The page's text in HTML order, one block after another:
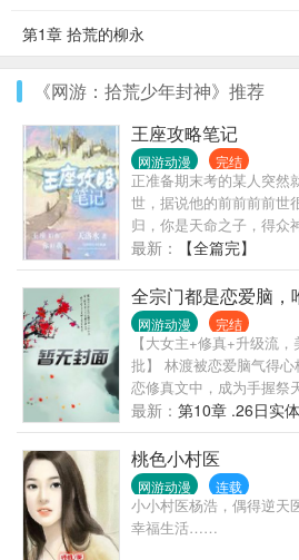
第1章 拾荒的柳永
《网游：拾荒少年封神》推荐
王座攻略笔记
网游动漫 完结
正准备期末考的某人突然
世，据说他的前前前前世
归，你是天命之子，得众
生的那一刻，整个天界的
伽尔兰：说人话。 神使
王，本该登上王位，但被
命杀了你夺走王位，众神
灭，而你——诅咒加身，
过十八岁。 伽尔兰：
着忠诚于你的骑士打怪升
度系数有点高，我很少玩
转世，送我回去期末考…
十八岁死了我再去找你的
做！请给我金手指！ 神使
后可以读档重来五次的天
四次。 伽尔兰：“…………”
行，我不抢了，你狠你来
最新： 【全篇完】
全宗门都是恋爱脑，
网游动漫 完结
【大女主+修真+升级流
批】 林渡被恋爱脑气得
恋修真文中，成为手握祭
爱情铺路的美强惨小师叔
一个问号，“这宗门山上
循循善诱：看到你们宗门
们，你就能活。 林渡：一
锁死。 系统：亲亲你的
最新： 第10章 .26日实
番外)
桃色小村医
网游动漫 连载
小小村医杨浩，偶得逆天
幸福生活……